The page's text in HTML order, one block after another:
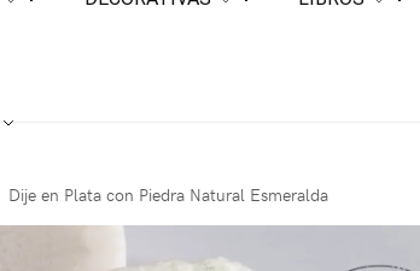
Dije en Plata con Piedra Natural Esmeralda